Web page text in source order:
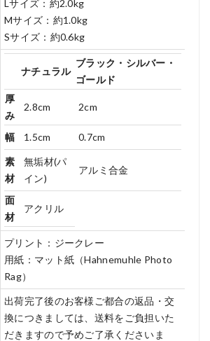
Lサイズ：約2.0kg
Mサイズ：約1.0kg
Sサイズ：約0.6kg
ナチュラル
ブラック・シルバー・
ゴールド
厚
み
2.8cm 2cm
幅 1.5cm 0.7cm
素
材
無垢材(パ
イン)
アルミ合金
面
材
アクリル
プリント：ジークレー
用紙：マット紙（Hahnemuhle Photo
Rag）
出荷完了後のお客様ご都合の返品・交
換につきましては、送料をご負担いた
だきますので予めご了承くださいま